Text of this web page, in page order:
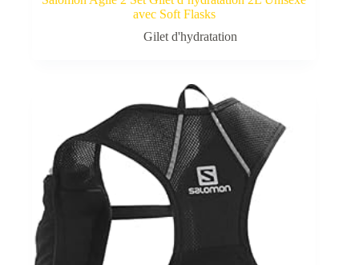
avec Soft Flasks
Gilet d'hydratation